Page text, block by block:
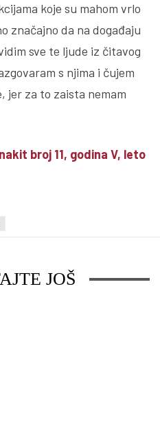
koje su mahom vrlo
značajno da na događaju
sve te ljude iz čitavog
s njima i čujem
jer za to zaista nemam
broj 11, godina V, leto
JOŠ